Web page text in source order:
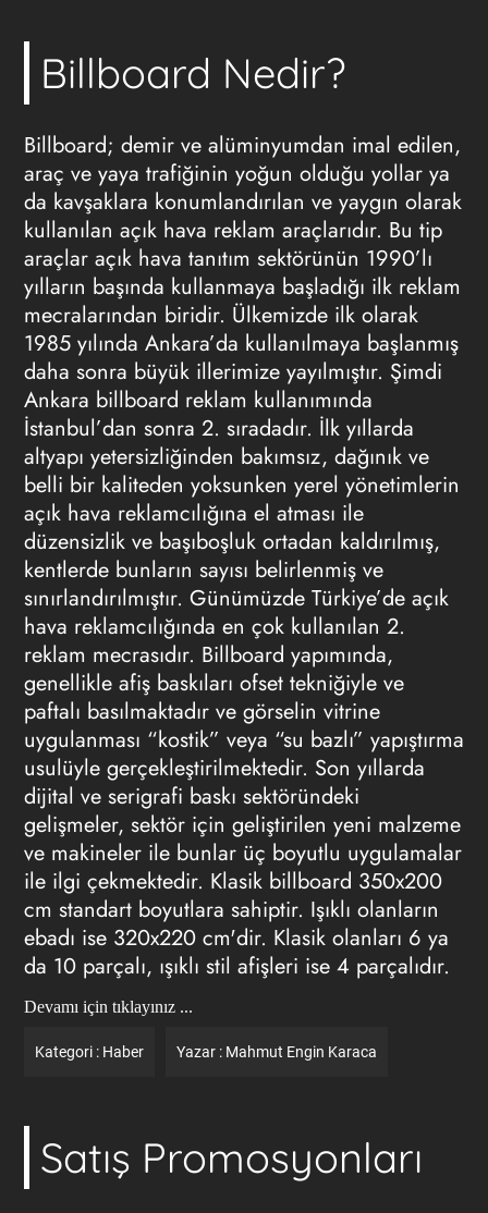
Billboard Nedir?
Billboard; demir ve alüminyumdan imal edilen,
araç ve yaya trafiğinin yoğun olduğu yollar ya
da kavşaklara konumlandırılan ve yaygın olarak
kullanılan açık hava reklam araçlarıdır. Bu tip
araçlar açık hava tanıtım sektörünün 1990’lı
yılların başında kullanmaya başladığı ilk reklam
mecralarından biridir. Ülkemizde ilk olarak
1985 yılında Ankara’da kullanılmaya başlanmış
daha sonra büyük illerimize yayılmıştır. Şimdi
Ankara billboard reklam kullanımında
İstanbul’dan sonra 2. sıradadır. İlk yıllarda
altyapı yetersizliğinden bakımsız, dağınık ve
belli bir kaliteden yoksunken yerel yönetimlerin
açık hava reklamcılığına el atması ile
düzensizlik ve başıboşluk ortadan kaldırılmış,
kentlerde bunların sayısı belirlenmiş ve
sınırlandırılmıştır. Günümüzde Türkiye’de açık
hava reklamcılığında en çok kullanılan 2.
reklam mecrasıdır. Billboard yapımında,
genellikle afiş baskıları ofset tekniğiyle ve
paftalı basılmaktadır ve görselin vitrine
uygulanması “kostik” veya “su bazlı” yapıştırma
usulüyle gerçekleştirilmektedir. Son yıllarda
dijital ve serigrafi baskı sektöründeki
gelişmeler, sektör için geliştirilen yeni malzeme
ve makineler ile bunlar üç boyutlu uygulamalar
ile ilgi çekmektedir. Klasik billboard 350x200
cm standart boyutlara sahiptir. Işıklı olanların
ebadı ise 320x220 cm'dir. Klasik olanları 6 ya
da 10 parçalı, ışıklı stil afişleri ise 4 parçalıdır.
Devamı için tıklayınız ...
Kategori : Haber Yazar : Mahmut Engin Karaca
Satış Promosyonları